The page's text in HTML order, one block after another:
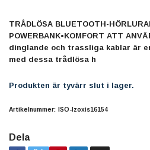
TRÅDLÖSA BLUETOOTH-
POWERBANK•KOMFORT ATT
dinglande och trassliga kablar är
med dessa trådlösa h
Produkten är tyvärr slut i lager.
Artikelnummer: ISO-Izoxis16154
Dela